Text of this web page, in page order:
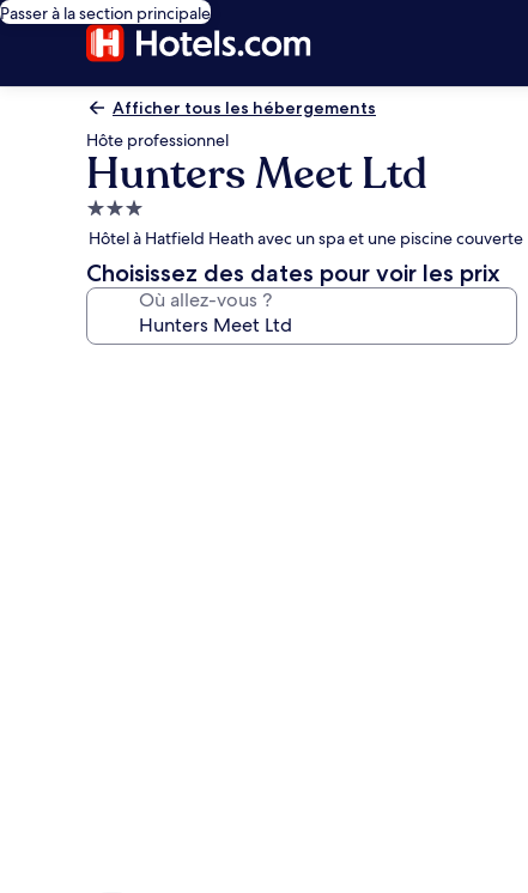
Passer à la section principale
Afficher tous les hébergements
Hôte professionnel
Hunters Meet Ltd
Hébergement
3.0 étoiles
Hôtel à Hatfield Heath avec un spa et une piscine couverte
Choisissez des dates pour voir les prix
Où allez-vous ?